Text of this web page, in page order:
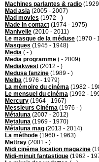
Machines parlantes & radio
Mad asia (2005 - 2007)
Mad movies (1972 - )
Made in contact (1974 - 1975)
Manivelle (2010 - 2011)
Le masque de la méduse (1970 -
Masques (1945 - 1948)
Media ( - )
Media programme ( - 2009)
Mediakwest (2012 - )
Medusa fanzine (1989 - )
Melba (1976 - 1979)
La mémoire du cinéma (1982 -
Le mensuel du cinéma (1992 -
Mercury (1964 - 1967)
Messieurs Cinéma (1976 - )
Métaluna (2007 - 2012)
Metaluna (1969 - 1970)
Métaluna mag (2013 - 2014)
La méthode (1960 - 1963)
Mettray (2001 - )
Midi cinéma location magazine
Midi-minuit fantastique (1962 -